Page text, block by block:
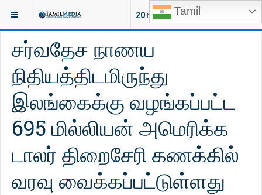
Tamil
20 NEW ARTICLES
இருக்குமிடம்: செய்திகள்
சர்வதேச நாணய
நிதியத்திடமிருந்து
இலங்கைக்கு வழங்கப்பட்ட
695 மில்லியன் அமெரிக்க
டாலர் திறைசேரி கணக்கில்
வரவு வைக்கப்பட்டுள்ளது